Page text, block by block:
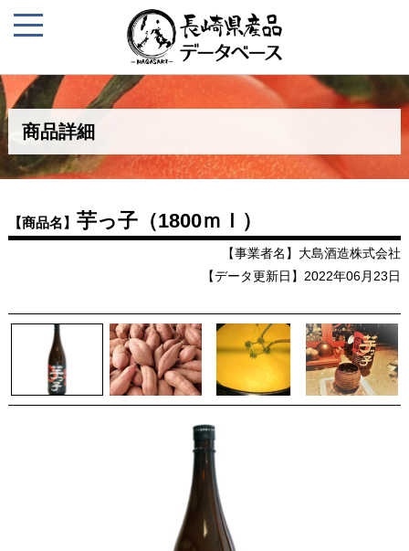
商品詳細
【商品名】 芋っ子（1800ｍｌ）
【事業者名】大島酒造株式会社
【データ更新日】2022年06月23日